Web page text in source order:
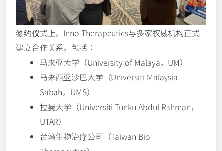
签约仪式上，Inno Therapeutics与多家权威机构正式
建立合作关系，包括：
马来亚大学（University of Malaya，UM）
马来西亚沙巴大学（Universiti Malaysia
Sabah，UMS）
拉曼大学（Universiti Tunku Abdul Rahman，
UTAR）
台湾生物治疗公司（Taiwan Bio